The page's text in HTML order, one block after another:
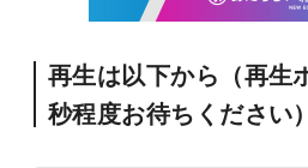
再生は以下から（再生
秒程度お待ちください）